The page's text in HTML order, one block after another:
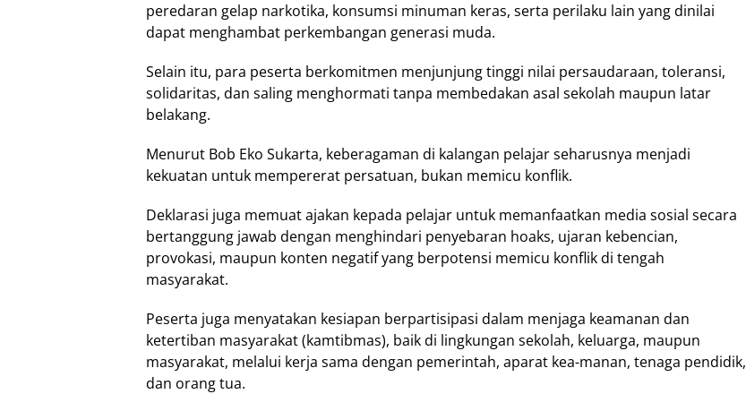
peredaran gelap narkotika, konsumsi minuman keras, serta perilaku lain yang dinilai
dapat menghambat perkembangan generasi muda.
Selain itu, para peserta berkomitmen menjunjung tinggi nilai persaudaraan, toleransi,
solidaritas, dan saling menghormati tanpa membedakan asal sekolah maupun latar
belakang.
Menurut Bob Eko Sukarta, keberagaman di kalangan pelajar seharusnya menjadi
kekuatan untuk mempererat persatuan, bukan memicu konflik.
Deklarasi juga memuat ajakan kepada pelajar untuk memanfaatkan media sosial secara
bertanggung jawab dengan menghindari penyebaran hoaks, ujaran kebencian,
provokasi, maupun konten negatif yang berpotensi memicu konflik di tengah
masyarakat.
Peserta juga menyatakan kesiapan berpartisipasi dalam menjaga keamanan dan
ketertiban masyarakat (kamtibmas), baik di lingkungan sekolah, keluarga, maupun
masyarakat, melalui kerja sama dengan pemerintah, aparat kea-manan, tenaga pendidik,
dan orang tua.